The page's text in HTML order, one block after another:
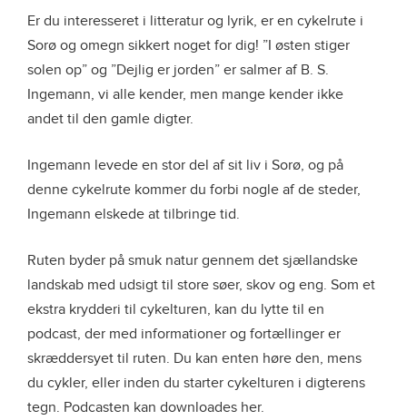
Er du interesseret i litteratur og lyrik, er en cykelrute i
Sorø og omegn sikkert noget for dig! ”I østen stiger
solen op” og ”Dejlig er jorden” er salmer af B. S.
Ingemann, vi alle kender, men mange kender ikke
andet til den gamle digter.
Ingemann levede en stor del af sit liv i Sorø, og på
denne cykelrute kommer du forbi nogle af de steder,
Ingemann elskede at tilbringe tid.
Ruten byder på smuk natur gennem det sjællandske
landskab med udsigt til store søer, skov og eng. Som et
ekstra krydderi til cykelturen, kan du lytte til en
podcast, der med informationer og fortællinger er
skræddersyet til ruten. Du kan enten høre den, mens
du cykler, eller inden du starter cykelturen i digterens
tegn. Podcasten kan downloades her.